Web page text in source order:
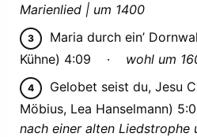
Marienlied | um 1400
Maria durch ein’
Kühne) 4:09 · wohl um
Gelobet seist du, Jesu
Möbius, Lea Hanselmann)
nach einer alten Liedstrophe